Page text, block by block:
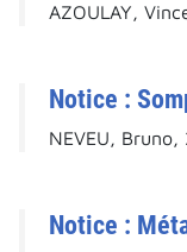
AZOULAY,
Notice :
NEVEU, Bruno,
Notice :